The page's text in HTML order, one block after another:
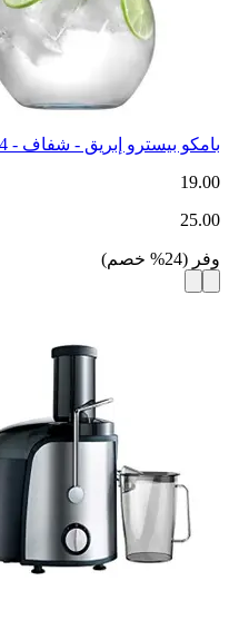
بامكو بيسترو إبريق - شفاف - 43934/GB
19.00
25.00
وفر (
24
% خصم)